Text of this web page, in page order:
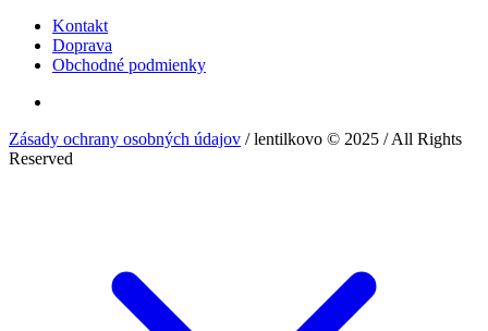
Kontakt
Doprava
Obchodné podmienky
Zásady ochrany osobných údajov / lentilkovo © 2025 / All Rights
Reserved